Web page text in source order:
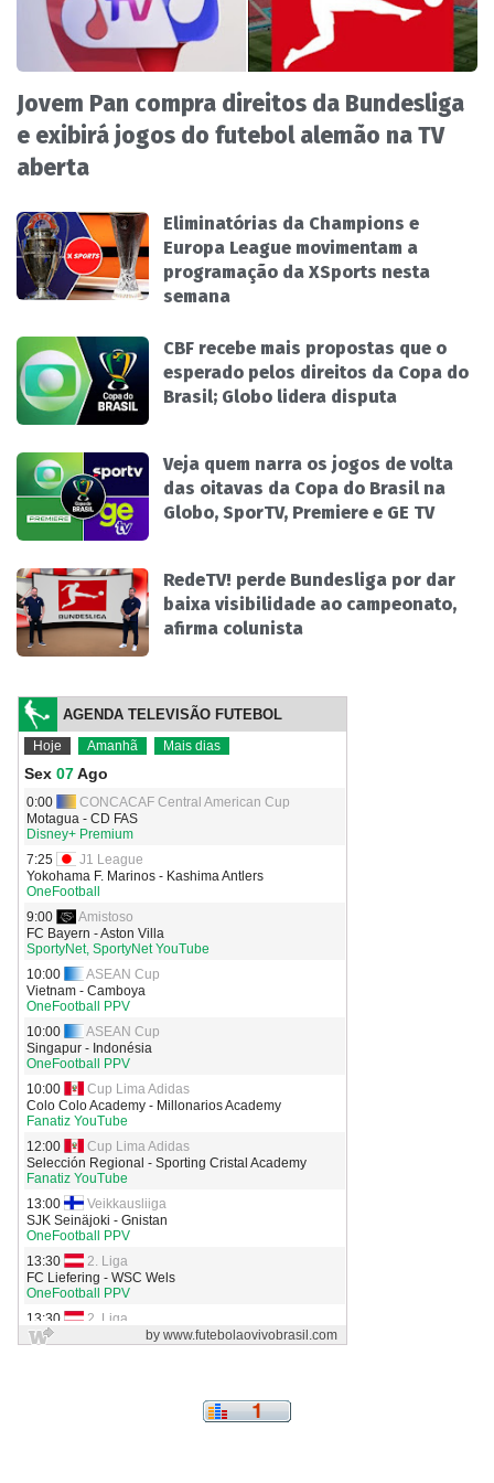
Jovem Pan compra direitos da Bundesliga
e exibirá jogos do futebol alemão na TV
aberta
Eliminatórias da Champions e
Europa League movimentam a
programação da XSports nesta
semana
CBF recebe mais propostas que o
esperado pelos direitos da Copa do
Brasil; Globo lidera disputa
Veja quem narra os jogos de volta
das oitavas da Copa do Brasil na
Globo, SporTV, Premiere e GE TV
RedeTV! perde Bundesliga por dar
baixa visibilidade ao campeonato,
afirma colunista